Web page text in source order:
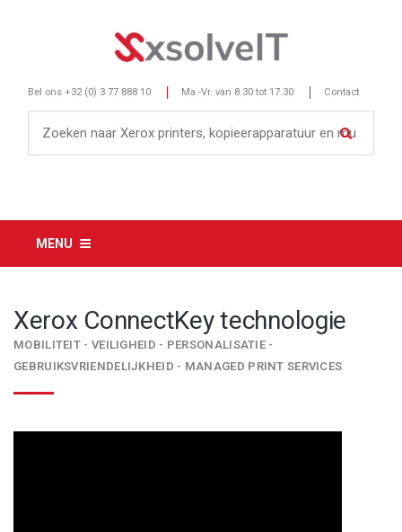
Bel ons +32 (0) 3 77 888 10 Ma.-Vr. van 8.30 tot 17.30 Contact
MENU
Xerox ConnectKey technologie
MOBILITEIT - VEILIGHEID - PERSONALISATIE -
GEBRUIKSVRIENDELIJKHEID - MANAGED PRINT SERVICES